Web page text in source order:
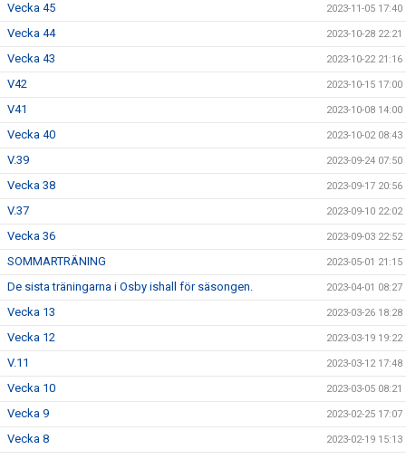
Vecka 45 2023-11-05 17:40
Vecka 44 2023-10-28 22:21
Vecka 43 2023-10-22 21:16
V42 2023-10-15 17:00
V41 2023-10-08 14:00
Vecka 40 2023-10-02 08:43
V.39 2023-09-24 07:50
Vecka 38 2023-09-17 20:56
V.37 2023-09-10 22:02
Vecka 36 2023-09-03 22:52
SOMMARTRÄNING 2023-05-01 21:15
De sista träningarna i Osby ishall för säsongen. 2023-04-01 08:27
Vecka 13 2023-03-26 18:28
Vecka 12 2023-03-19 19:22
V.11 2023-03-12 17:48
Vecka 10 2023-03-05 08:21
Vecka 9 2023-02-25 17:07
Vecka 8 2023-02-19 15:13